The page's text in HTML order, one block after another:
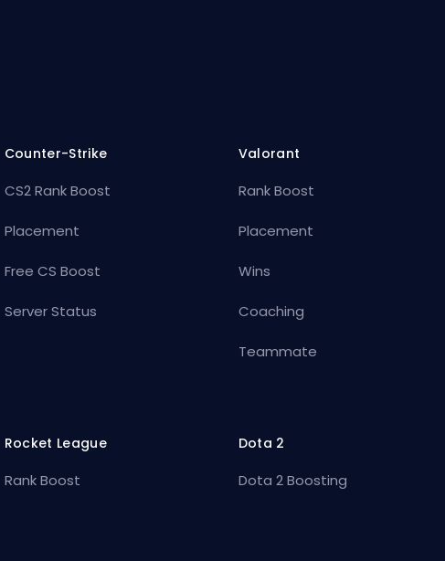
Counter-Strike
CS2 Rank Boost
Placement
Free CS Boost
Server Status
Valorant
Rank Boost
Placement
Wins
Coaching
Teammate
Rocket League
Rank Boost
Dota 2
Dota 2 Boosting